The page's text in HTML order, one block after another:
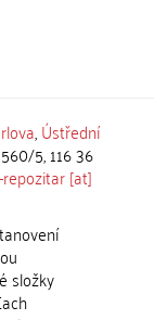
,Ústřední
5, 116 36
[at]
složky